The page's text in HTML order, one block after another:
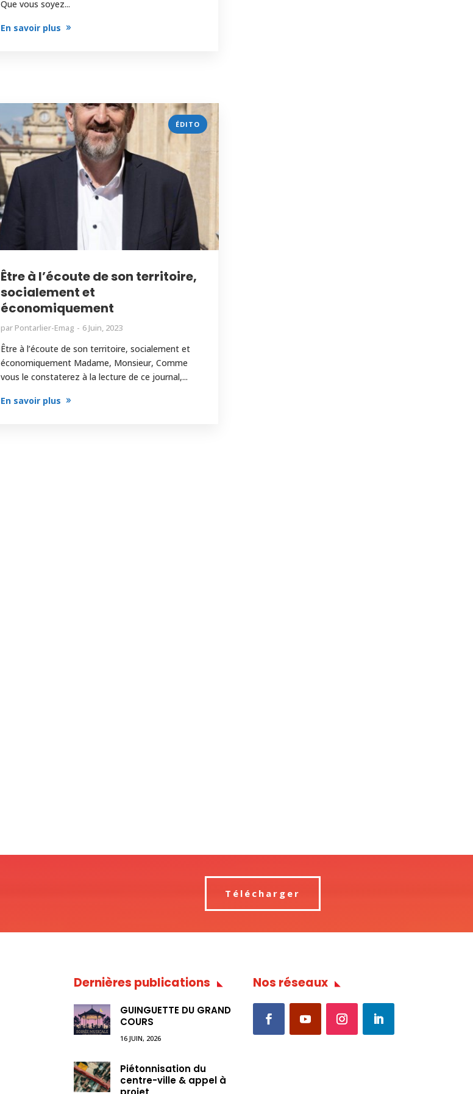
Que vous soyez...
En savoir plus
ÉDITO
Être à l’écoute de son territoire,
socialement et
économiquement
par Pontarlier-Emag 6 Juin, 2023
Être à l’écoute de son territoire, socialement et
économiquement Madame, Monsieur, Comme
vous le constaterez à la lecture de ce journal,...
En savoir plus
Télécharger
Dernières publications
GUINGUETTE DU GRAND
COURS
16 JUIN, 2026
Piétonnisation du
centre-ville & appel à
Nos réseaux